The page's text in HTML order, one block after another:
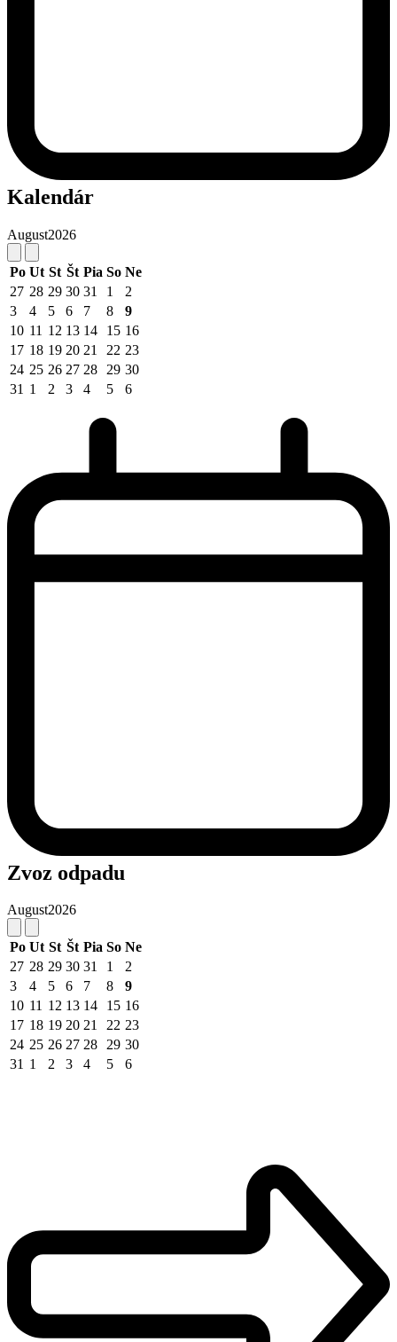
Kalendár
August2026
Po Ut St Št Pia So Ne
27 28 29 30 31 1
2
3
4 5 6 7 8
9
10 11 12 13 14 15 16
17 18 19 20 21 22 23
24 25 26 27 28 29 30
31 1 2 3 4 5 6
Zvoz odpadu
August2026
Po Ut St Št Pia So Ne
27 28 29 30 31 1
2
3
4 5 6 7 8
9
10 11 12 13 14 15 16
17 18 19 20 21 22 23
24 25 26 27 28 29 30
31 1 2 3 4 5 6